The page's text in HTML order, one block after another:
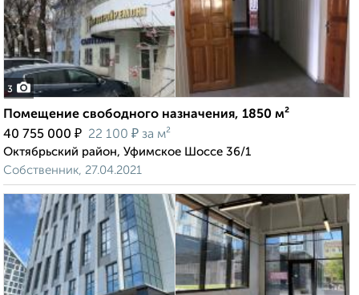
3
Помещение свободного назначения, 1850 м²
40 755 000 ₽ 22 100 ₽ за м²
Октябрьский район, Уфимское Шоссе 36/1
Собственник, 27.04.2021